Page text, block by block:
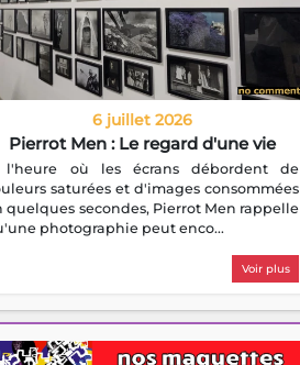
6 juillet 2026
Pierrot Men : Le regard d'une vie
l'heure où les écrans débordent de
saturées et d'images consommées
quelques secondes, Pierrot Men rappelle
photographie peut enco...
Voir plus